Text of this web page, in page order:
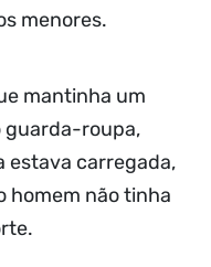
menores.
mantinha um
guarda-roupa,
estava carregada,
homem não tinha